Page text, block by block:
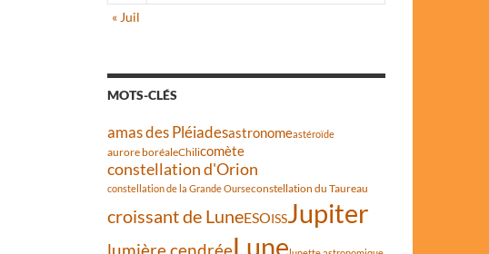
« Juil
MOTS-CLÉS
amas des Pléiadesastronomeastéroïde
aurore boréaleChilicomète
constellation d'Orion
constellation de la Grande Ourseconstellation du Taureau
croissant de LuneESOISSJupiter
lumière cendréeLune